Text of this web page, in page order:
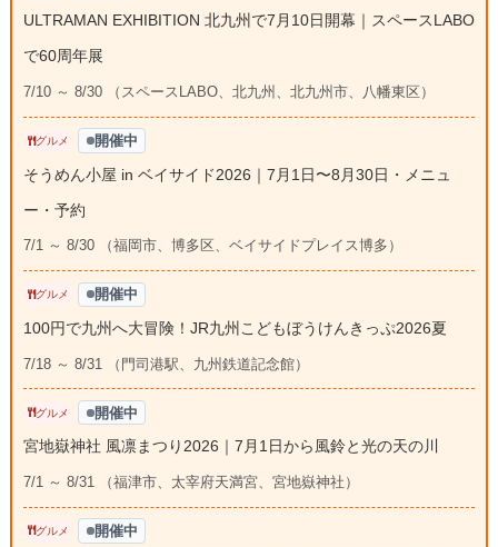
ULTRAMAN EXHIBITION 北九州で7月10日開幕｜スペースLABO
で60周年展
7/10 ～ 8/30 （スペースLABO、北九州、北九州市、八幡東区）
グルメ 開催中
そうめん小屋 in ベイサイド2026｜7月1日〜8月30日・メニュ
ー・予約
7/1 ～ 8/30 （福岡市、博多区、ベイサイドプレイス博多）
グルメ 開催中
100円で九州へ大冒険！JR九州こどもぼうけんきっぷ2026夏
7/18 ～ 8/31 （門司港駅、九州鉄道記念館）
グルメ 開催中
宮地嶽神社 風凛まつり2026｜7月1日から風鈴と光の天の川
7/1 ～ 8/31 （福津市、太宰府天満宮、宮地嶽神社）
グルメ 開催中